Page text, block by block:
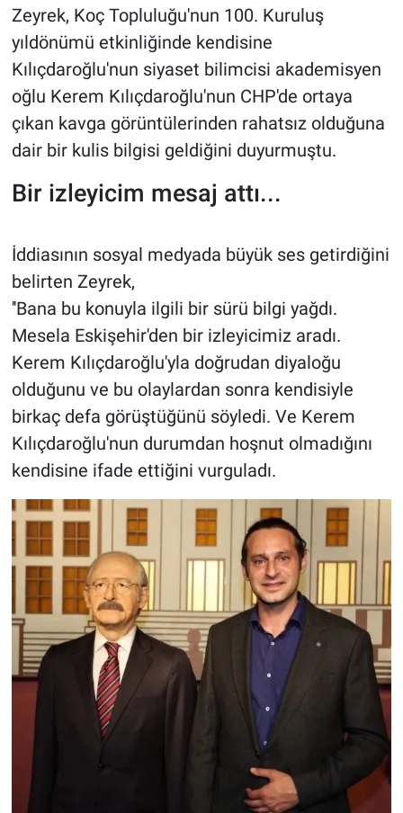
Zeyrek, Koç Topluluğu'nun 100. Kuruluş
yıldönümü etkinliğinde kendisine
Kılıçdaroğlu'nun siyaset bilimcisi akademisyen
oğlu Kerem Kılıçdaroğlu'nun CHP'de ortaya
çıkan kavga görüntülerinden rahatsız olduğuna
dair bir kulis bilgisi geldiğini duyurmuştu.
Bir izleyicim mesaj attı...
İddiasının sosyal medyada büyük ses getirdiğini
belirten Zeyrek,
''Bana bu konuyla ilgili bir sürü bilgi yağdı.
Mesela Eskişehir'den bir izleyicimiz aradı.
Kerem Kılıçdaroğlu'yla doğrudan diyaloğu
olduğunu ve bu olaylardan sonra kendisiyle
birkaç defa görüştüğünü söyledi. Ve Kerem
Kılıçdaroğlu'nun durumdan hoşnut olmadığını
kendisine ifade ettiğini vurguladı.